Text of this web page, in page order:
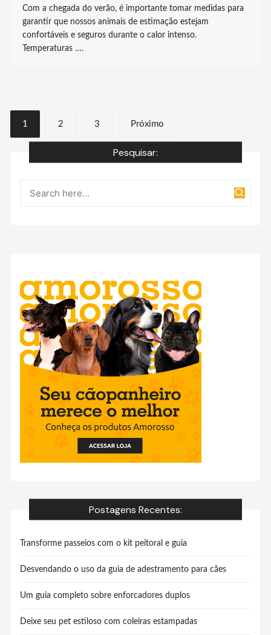
Com a chegada do verão, é importante tomar medidas para
garantir que nossos animais de estimação estejam
confortáveis e seguros durante o calor intenso.
Temperaturas ….
Paginação
de
1 2 3 Próximo
Pesquisar:
Postagens Recentes:
Transforme passeios com o kit peitoral e guia
Desvendando o uso da guia de adestramento para cães
Um guia completo sobre enforcadores duplos
Deixe seu pet estiloso com coleiras estampadas